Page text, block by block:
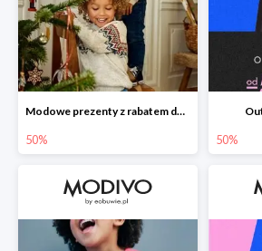
Modowe prezenty z rabatem do -50%
50% 50%